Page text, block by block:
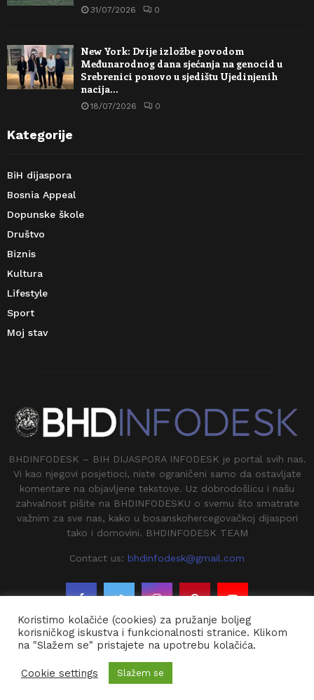
31/07/2026 0
New York: Dvije izložbe povodom
Međunarodnog dana sjećanja na genocid u
Srebrenici ponovo u sjedištu Ujedinjenih
nacija…
18/07/2026 0
Kategorije
BiH dijaspora
Bosnia Appeal
Dopunske škole
Društvo
Biznis
Kultura
Lifestyle
Sport
Moj stav
BHDINFODESK – BIH DIJASPORA INFODESK je portal svih nas.
Vi kao njegovi posjetioci, niste ograničeni samo da ostavljate
komentare na objavljene tekstove. Uz dobrodošlicu i našu
zahvalnost pišite na BHDINFODESKU o svemu što smatrate
važnim za sve nas, kako u bosanskohercegovačkoj dijaspori
tako i domovini. BHDINFODESK TEAM
Contact us: bhdinfodesk@gmail.com
@2020 - BHDINFODESK. All Right Reserved.
Koristimo kolačiće (cookies) za pružanje boljeg
korisničkog iskustva i funkcionalnosti stranice. Klikom
na "Slažem se" pristajete na upotrebu kolačića.
Cookie settings Slažem se